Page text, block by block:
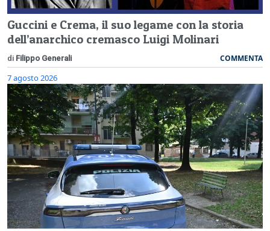
Guccini e Crema, il suo legame con la storia
dell’anarchico cremasco Luigi Molinari
di Filippo Generali COMMENTA
7 agosto 2026